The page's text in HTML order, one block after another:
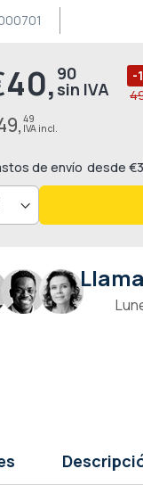
40, 90
49
-
de envío desde